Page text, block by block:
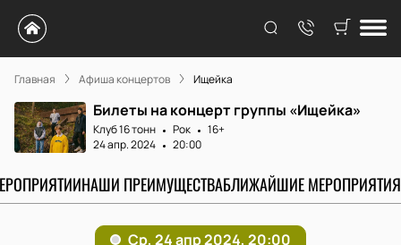
Главная Афиша концертов Ищейка
Билеты на концерт группы «Ищейка»
Клуб 16 тонн Рок
16+
24 апр. 2024
20:00
НАШИ ПРЕИМУЩЕСТВАБЛИЖАЙШИЕ МЕРОПРИЯТИЯ